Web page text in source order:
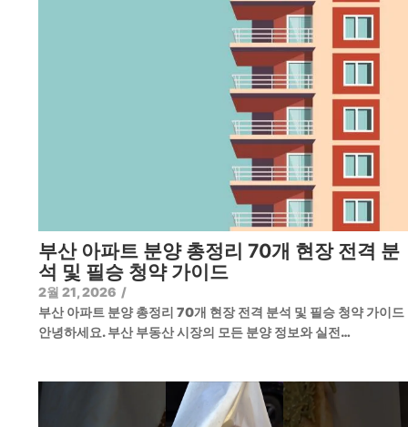
부산 아파트 분양 총정리 70개 현장 전격 분
석 및 필승 청약 가이드
2월 21, 2026 /
부산 아파트 분양 총정리 70개 현장 전격 분석 및 필승 청약 가이
안녕하세요. 부산 부동산 시장의 모든 분양 정보와 실전…